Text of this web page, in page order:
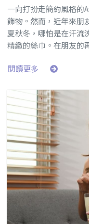
一向打扮走簡約風格的
飾物。然而，近年來朋
夏秋冬，哪怕是在汗流
精緻的絲巾。在朋友
閱讀更多